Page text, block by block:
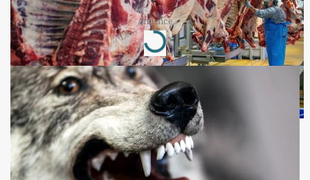
Annonce
Loading...